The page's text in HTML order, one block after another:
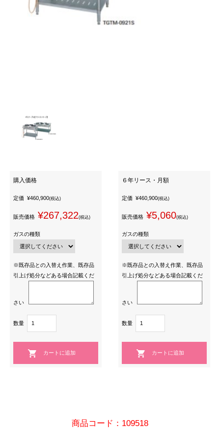
購入価格
定価 ¥460,900(税込)
販売価格 ¥267,322(税込)
ガスの種類
※既存品との入替え作業、既存品
引上げ処分などある場合記載くだ
さい
数量
６年リース・月額
定価 ¥460,900(税込)
販売価格 ¥5,060(税込)
ガスの種類
※既存品との入替え作業、既存品
引上げ処分などある場合記載くだ
さい
数量
商品コード：109518